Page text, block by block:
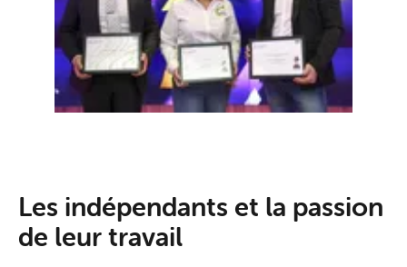
Les indépendants et la passion
de leur travail